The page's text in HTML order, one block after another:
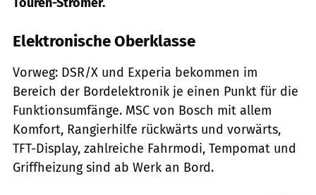
Elektronische Oberklasse
Vorweg: DSR/X und Experia bekommen im
Bereich der Bordelektronik je einen Punkt für die
Funktionsumfänge. MSC von Bosch mit allem
Komfort, Rangierhilfe rückwärts und vorwärts,
TFT-Display, zahlreiche Fahrmodi, Tempomat und
Griffheizung sind ab Werk an Bord.